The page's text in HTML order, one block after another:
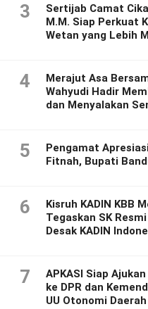
3
Sertijab Camat
M.M. Siap Perkuat
Wetan yang Lebih
4
Merajut Asa
Wahyudi Hadir
dan Menyalakan
5
Pengamat
Fitnah, Bupati
6
Kisruh KADIN KBB
Tegaskan SK
Desak KADIN
7
APKASI Siap
ke DPR dan
UU Otonomi Daerah